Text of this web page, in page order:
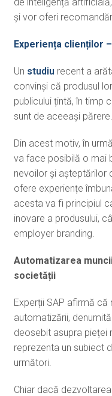
și vor oferi
Experiența clienților
Un studiu recent a
convinși că produsul
publicului țintă, în timp
sunt de aceeași părere.
Din acest motiv, în
va face posibilă o mai
nevoilor și așteptărilor
ofere experiențe
acesta va fi principiul
inovare a produsului,
employer branding.
Automatizarea
societății
Experții SAP afirmă
automatizării,
deosebit asupra pieței
reprezenta un subiect
următori.
Chiar dacă